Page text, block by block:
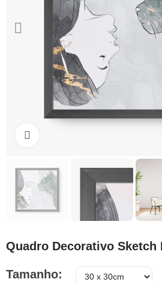
Quadro Decorativo Sketch
Tamanho